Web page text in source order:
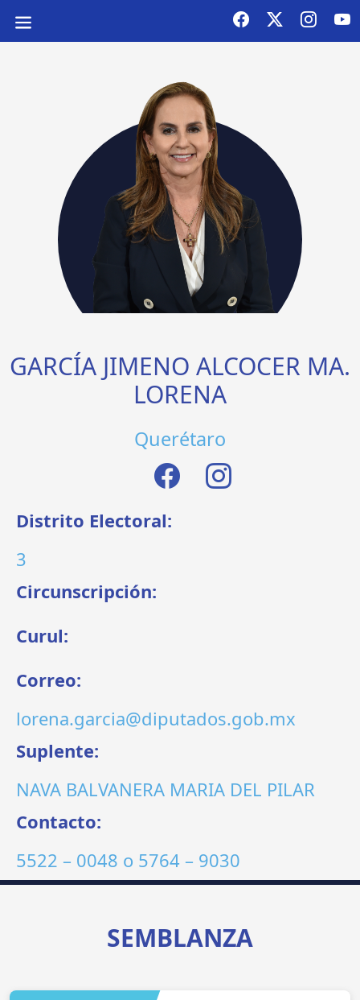
GARCÍA JIMENO ALCOCER MA.
LORENA
Querétaro
Distrito Electoral:
3
Circunscripción:
Curul:
Correo:
lorena.garcia@diputados.gob.mx
Suplente:
NAVA BALVANERA MARIA DEL PILAR
Contacto:
5522 – 0048 o 5764 – 9030
SEMBLANZA